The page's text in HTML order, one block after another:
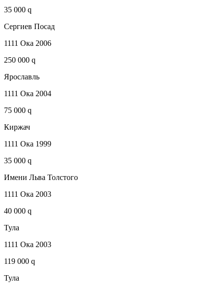
35 000 q
Сергиев Посад
1111 Ока 2006
250 000 q
Ярославль
1111 Ока 2004
75 000 q
Киржач
1111 Ока 1999
35 000 q
Имени Льва Толстого
1111 Ока 2003
40 000 q
Тула
1111 Ока 2003
119 000 q
Тула